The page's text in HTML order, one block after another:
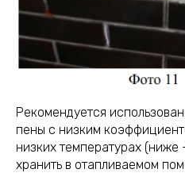
Рекомендуется
пены с низким
низких температурах
хранить в отапливаемом